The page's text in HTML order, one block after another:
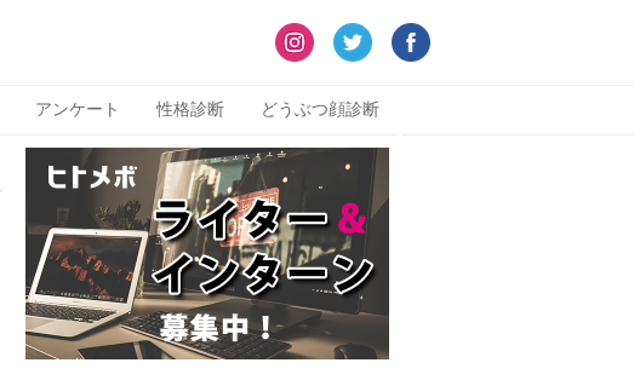
アンケート 性格診断 どうぶつ顔診断